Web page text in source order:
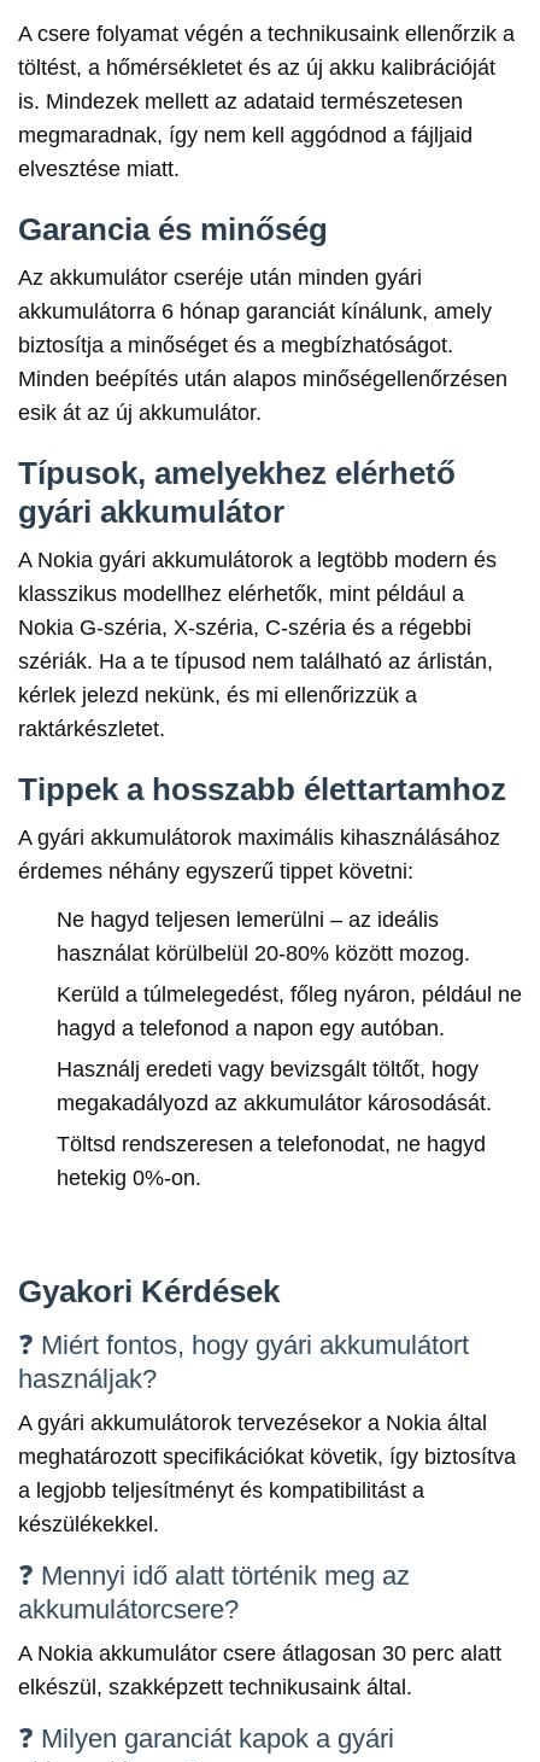
A csere folyamat végén a technikusaink ellenőrzik a
töltést, a hőmérsékletet és az új akku kalibrációját
is. Mindezek mellett az adataid természetesen
megmaradnak, így nem kell aggódnod a fájljaid
elvesztése miatt.
Garancia és minőség
Az akkumulátor cseréje után minden gyári
akkumulátorra 6 hónap garanciát kínálunk, amely
biztosítja a minőséget és a megbízhatóságot.
Minden beépítés után alapos minőségellenőrzésen
esik át az új akkumulátor.
Típusok, amelyekhez elérhető
gyári akkumulátor
A Nokia gyári akkumulátorok a legtöbb modern és
klasszikus modellhez elérhetők, mint például a
Nokia G-széria, X-széria, C-széria és a régebbi
szériák. Ha a te típusod nem található az árlistán,
kérlek jelezd nekünk, és mi ellenőrizzük a
raktárkészletet.
Tippek a hosszabb élettartamhoz
A gyári akkumulátorok maximális kihasználásához
érdemes néhány egyszerű tippet követni:
Ne hagyd teljesen lemerülni – az ideális
használat körülbelül 20-80% között mozog.
Kerüld a túlmelegedést, főleg nyáron, például ne
hagyd a telefonod a napon egy autóban.
Használj eredeti vagy bevizsgált töltőt, hogy
megakadályozd az akkumulátor károsodását.
Töltsd rendszeresen a telefonodat, ne hagyd
hetekig 0%-on.
Gyakori Kérdések
❓ Miért fontos, hogy gyári akkumulátort
használjak?
A gyári akkumulátorok tervezésekor a Nokia által
meghatározott specifikációkat követik, így biztosítva
a legjobb teljesítményt és kompatibilitást a
készülékekkel.
❓ Mennyi idő alatt történik meg az
akkumulátorcsere?
A Nokia akkumulátor csere átlagosan 30 perc alatt
elkészül, szakképzett technikusaink által.
❓ Milyen garanciát kapok a gyári